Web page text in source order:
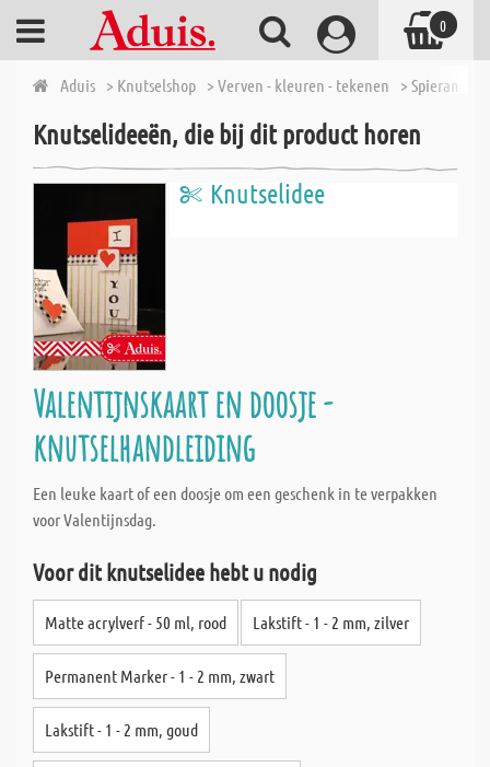
Aduis > Knutselshop > Verven - kleuren - tekenen > Spieramen
Knutselideeën, die bij dit product horen
Knutselidee
Valentijnskaart en doosje -
knutselhandleiding
Een leuke kaart of een doosje om een geschenk in te verpakken
voor Valentijnsdag.
Voor dit knutselidee hebt u nodig
Matte acrylverf - 50 ml, rood Lakstift - 1 - 2 mm, zilver
Permanent Marker - 1 - 2 mm, zwart
Lakstift - 1 - 2 mm, goud
0